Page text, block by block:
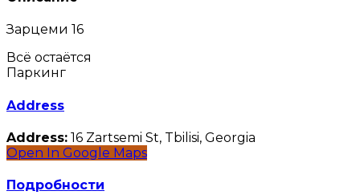
Зарцеми 16
Всё остаётся
Паркинг
Address
Address: 16 Zartsemi St, Tbilisi, Georgia
Open In Google Maps
Подробности